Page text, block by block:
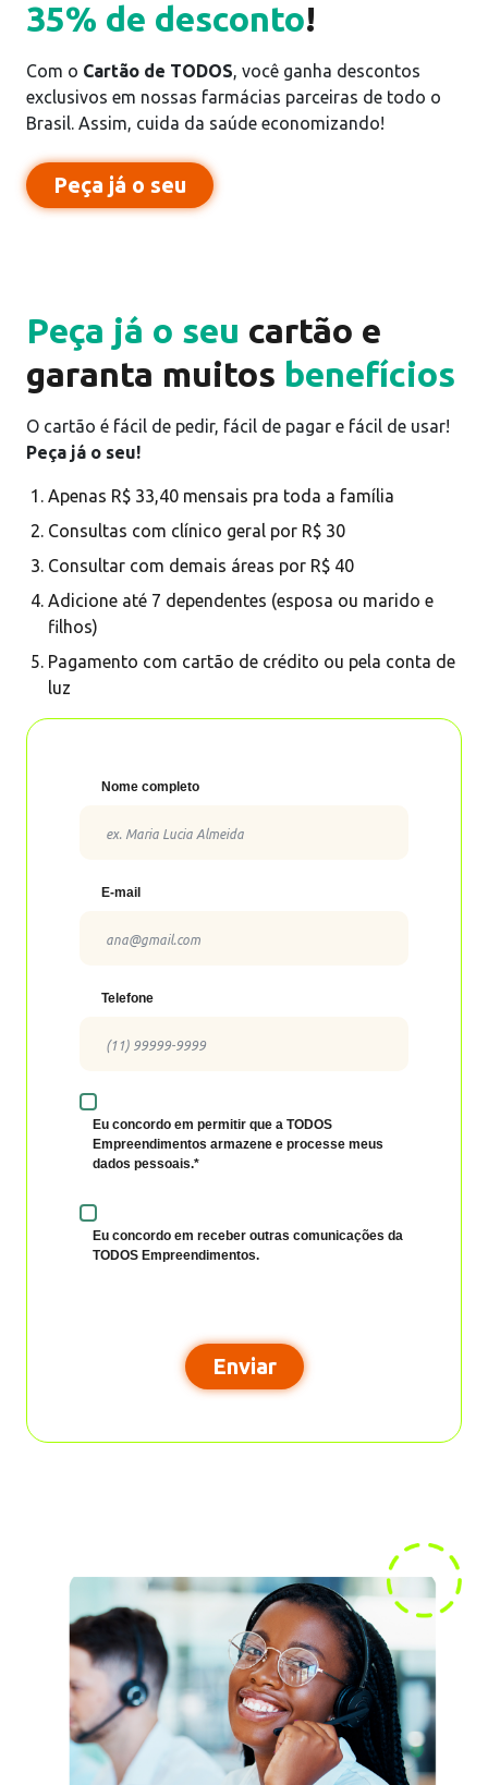
Pedir cartão
Pedir cartão
Pedir cartão
10%de cashback
Pedir cartão
35% de desconto!
Com o Cartão de TODOS, você ganha descontos
exclusivos em nossas farmácias parceiras de todo o
Brasil. Assim, cuida da saúde economizando!
Peça já o seu
Peça já o seu cartão e
garanta muitos benefícios
O cartão é fácil de pedir, fácil de pagar e fácil de usar!
Peça já o seu!
Apenas R$ 33,40 mensais pra toda a família
Consultas com clínico geral por R$ 30
Consultar com demais áreas por R$ 40
Adicione até 7 dependentes (esposa ou marido e
filhos)
Pagamento com cartão de crédito ou pela conta de
luz
Nome completo
E-mail
Telefone
Eu concordo em permitir que a TODOS
Empreendimentos armazene e processe meus
dados pessoais.*
Eu concordo em receber outras comunicações da
TODOS Empreendimentos.
Enviar